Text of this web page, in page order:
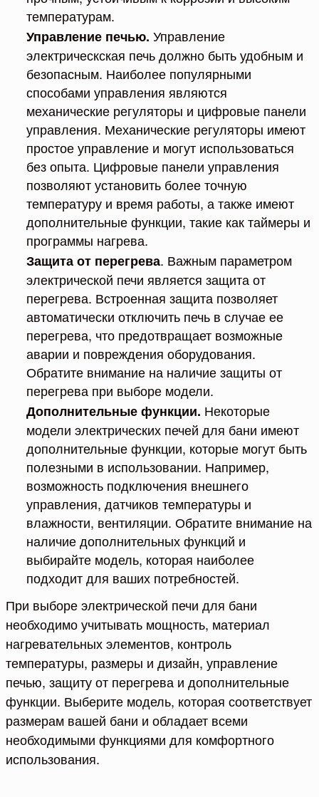
температурам.
Управление печью. Управление
электрическская печь должно быть удобным и
безопасным. Наиболее популярными
способами управления являются
механические регуляторы и цифровые панели
управления. Механические регуляторы имеют
простое управление и могут использоваться
без опыта. Цифровые панели управления
позволяют установить более точную
температуру и время работы, а также имеют
дополнительные функции, такие как таймеры и
программы нагрева.
Защита от перегрева. Важным параметром
электрической печи является защита от
перегрева. Встроенная защита позволяет
автоматически отключить печь в случае ее
перегрева, что предотвращает возможные
аварии и повреждения оборудования.
Обратите внимание на наличие защиты от
перегрева при выборе модели.
Дополнительные функции. Некоторые
модели электрических печей для бани имеют
дополнительные функции, которые могут быть
полезными в использовании. Например,
возможность подключения внешнего
управления, датчиков температуры и
влажности, вентиляции. Обратите внимание на
наличие дополнительных функций и
выбирайте модель, которая наиболее
подходит для ваших потребностей.
При выборе электрической печи для бани
необходимо учитывать мощность, материал
нагревательных элементов, контроль
температуры, размеры и дизайн, управление
печью, защиту от перегрева и дополнительные
функции. Выберите модель, которая соответствует
размерам вашей бани и обладает всеми
необходимыми функциями для комфортного
использования.